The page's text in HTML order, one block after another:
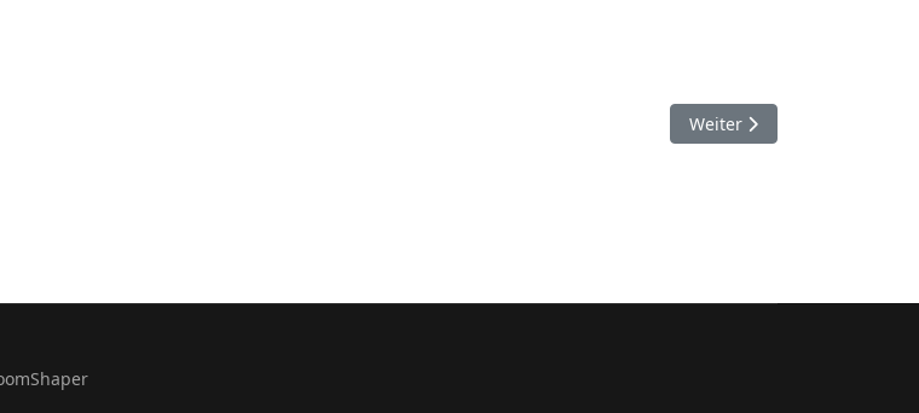
Nächster Beitrag: Bad
Weiter